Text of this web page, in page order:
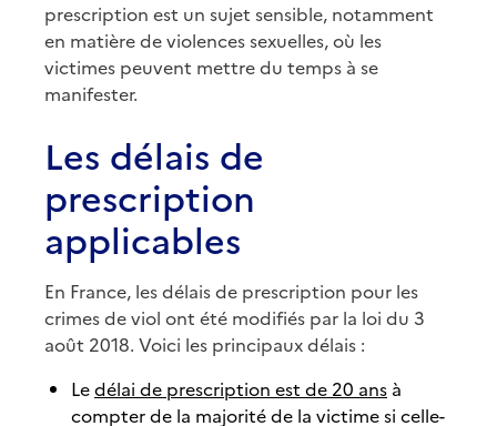
prescription est un sujet sensible, notamment
en matière de violences sexuelles, où les
victimes peuvent mettre du temps à se
manifester.
Les délais de
prescription
applicables
En France, les délais de prescription pour les
crimes de viol ont été modifiés par la loi du 3
août 2018. Voici les principaux délais :
Ledélai de prescription est de 20 ans à
compter de la majorité de la victime si celle-